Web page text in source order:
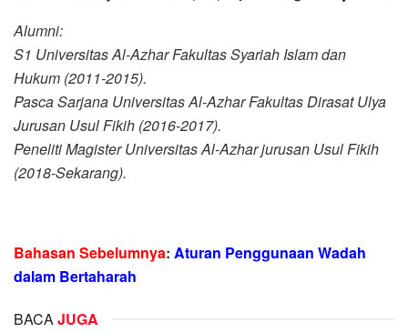
Alumni:
S1 Universitas Al-Azhar Fakultas Syariah Islam dan
Hukum (2011-2015).
Pasca Sarjana Universitas Al-Azhar Fakultas Dirasat Ulya
Jurusan Usul Fikih (2016-2017).
Peneliti Magister Universitas Al-Azhar jurusan Usul Fikih
(2018-Sekarang).
Bahasan Sebelumnya: Aturan Penggunaan Wadah
dalam Bertaharah
BACAJUGA